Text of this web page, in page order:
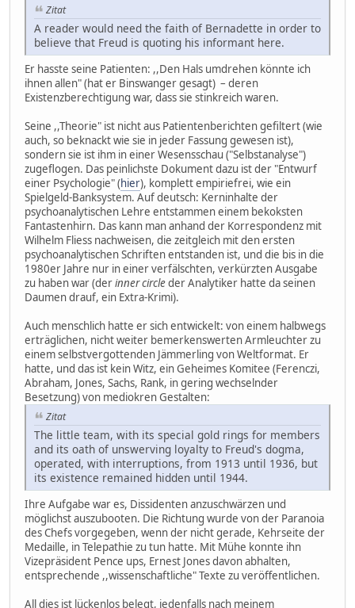
Zitat
A reader would need the faith of Bernadette in order to
believe that Freud is quoting his informant here.
Er hasste seine Patienten: ,,Den Hals umdrehen könnte ich
ihnen allen" (hat er Binswanger gesagt) – deren
Existenzberechtigung war, dass sie stinkreich waren.
Seine ,,Theorie" ist nicht aus Patientenberichten gefiltert (wie
auch, so beknackt wie sie in jeder Fassung gewesen ist),
sondern sie ist ihm in einer Wesensschau ("Selbstanalyse")
zugeflogen. Das peinlichste Dokument dazu ist der "Entwurf
einer Psychologie" (hier), komplett empiriefrei, wie ein
Spielgeld-Banksystem. Auf deutsch: Kerninhalte der
psychoanalytischen Lehre entstammen einem bekoksten
Fantastenhirn. Das kann man anhand der Korrespondenz mit
Wilhelm Fliess nachweisen, die zeitgleich mit den ersten
psychoanalytischen Schriften entstanden ist, und die bis in die
1980er Jahre nur in einer verfälschten, verkürzten Ausgabe
zu haben war (derinner circleder Analytiker hatte da seinen
Daumen drauf, ein Extra-Krimi).
Auch menschlich hatte er sich entwickelt: von einem halbwegs
erträglichen, nicht weiter bemerkenswerten Armleuchter zu
einem selbstvergottenden Jämmerling von Weltformat. Er
hatte, und das ist kein Witz, ein Geheimes Komitee (Ferenczi,
Abraham, Jones, Sachs, Rank, in gering wechselnder
Besetzung) von mediokren Gestalten:
Zitat
The little team, with its special gold rings for members
and its oath of unswerving loyalty to Freud's dogma,
operated, with interruptions, from 1913 until 1936, but
its existence remained hidden until 1944.
Ihre Aufgabe war es, Dissidenten anzuschwärzen und
möglichst auszubooten. Die Richtung wurde von der Paranoia
des Chefs vorgegeben, wenn der nicht gerade, Kehrseite der
Medaille, in Telepathie zu tun hatte. Mit Mühe konnte ihn
Vizepräsident Pence ups, Ernest Jones davon abhalten,
entsprechende ,,wissenschaftliche" Texte zu veröffentlichen.
All dies ist lückenlos belegt, jedenfalls nach meinem